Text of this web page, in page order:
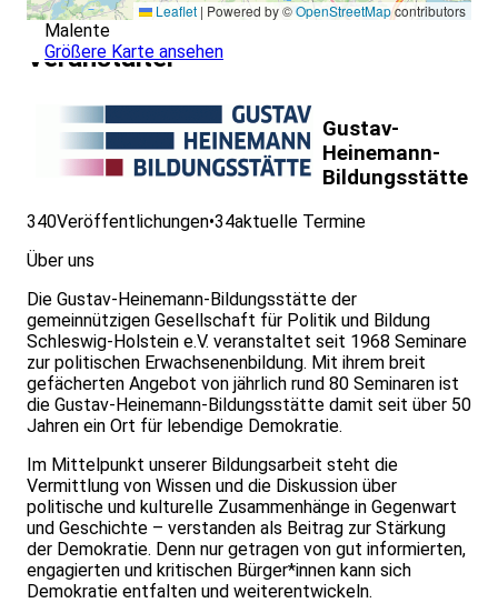
Leaflet | Powered by ©OpenStreetMapcontributors
Malente
Größere Karte ansehen
Veranstalter
Gustav-
Heinemann-
Bildungsstätte
340Veröffentlichungen•34aktuelle Termine
Über uns
Die Gustav-Heinemann-Bildungsstätte der
gemeinnützigen Gesellschaft für Politik und Bildung
Schleswig-Holstein e.V. veranstaltet seit 1968 Seminare
zur politischen Erwachsenenbildung. Mit ihrem breit
gefächerten Angebot von jährlich rund 80 Seminaren ist
die Gustav-Heinemann-Bildungsstätte damit seit über 50
Jahren ein Ort für lebendige Demokratie.
Im Mittelpunkt unserer Bildungsarbeit steht die
Vermittlung von Wissen und die Diskussion über
politische und kulturelle Zusammenhänge in Gegenwart
und Geschichte – verstanden als Beitrag zur Stärkung
der Demokratie. Denn nur getragen von gut informierten,
engagierten und kritischen Bürger*innen kann sich
Demokratie entfalten und weiterentwickeln.